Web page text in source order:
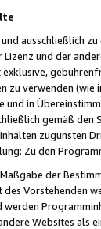
ausschließlich
und der
zu verwenden
in
gemäß
zugunsten
Zu den
der
Vorstehenden
Websites als